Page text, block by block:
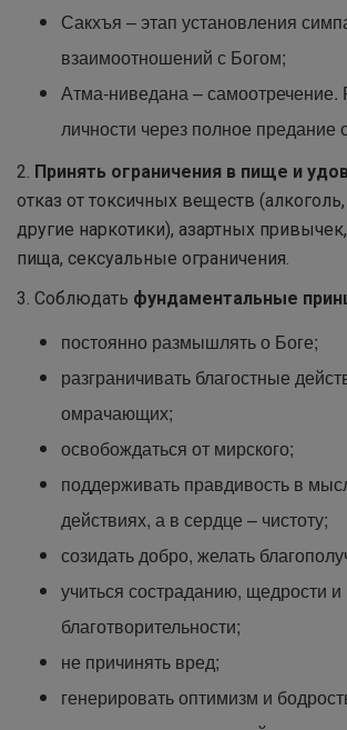
Сакхъя – этап установления
взаимоотношений с Богом;
Атма-ниведана – самоотречение.
личности через полное предание
2. Принять ограничения в пище и
отказ от токсичных веществ
другие наркотики), азартных
пища, сексуальные ограничения.
3. Соблюдать фундаментальные
постоянно размышлять о Боге;
разграничивать благостные
омрачающих;
освобождаться от мирского;
поддерживать правдивость в
действиях, а в сердце – чистоту;
созидать добро, желать
учиться состраданию, щедрости и
благотворительности;
не причинять вред;
генерировать оптимизм и